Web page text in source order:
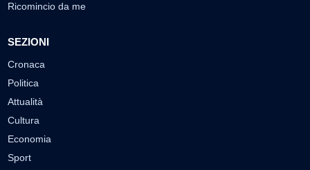
Ricomincio da me
SEZIONI
Cronaca
Politica
Attualità
Cultura
Economia
Sport